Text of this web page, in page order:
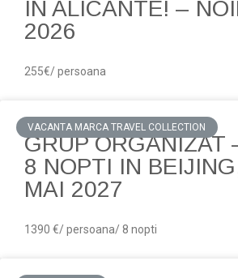
IN ALICANTE! –
2026
255€/ persoana
VACANTA MARCA TRAVEL COLLECTION
GRUP ORGANIZAT
8 NOPTI IN
MAI 2027
1390 €/ persoana/ 8 nopti